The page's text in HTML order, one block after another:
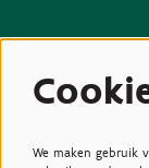
We maken gebruik